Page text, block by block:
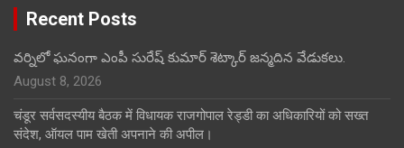
Recent Posts
వర్నిలో ఘనంగా ఎంపీ సురేష్ కుమార్ శెట్కార్ జన్మదిన వేడుకలు.
August 8, 2026
चंडूर सर्वसदस्यीय बैठक में विधायक राजगोपाल रेड्डी का अधिकारियों को सख्त
संदेश, ऑयल पाम खेती अपनाने की अपील।